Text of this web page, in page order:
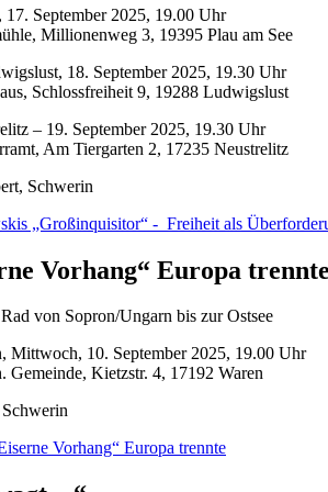
September 2025, 19.00 Uhr
Millionenweg 3, 19395 Plau am See
18. September 2025, 19.30 Uhr
Schlossfreiheit 9, 19288 Ludwigslust
– 19. September 2025, 19.30 Uhr
Am Tiergarten 2, 17235 Neustrelitz
Schwerin
„Großinquisitor“ - Freiheit als
Vorhang“ Europa trennte
von Sopron/Ungarn bis zur Ostsee
Mittwoch, 10. September 2025, 19.00 Uhr
Gemeinde, Kietzstr. 4, 17192 Waren
Schwerin
Vorhang“ Europa trennte